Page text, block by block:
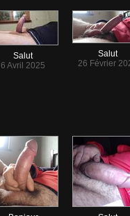
Salut
6 Avril 2025
Salut
26 Février